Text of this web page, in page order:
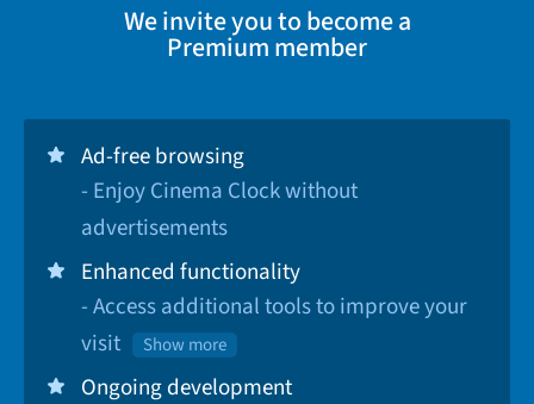
We invite you to become a
Premium member
Ad-free browsing
- Enjoy Cinema Clock without
advertisements
Enhanced functionality
- Access additional tools to improve your
visit
Show more
Ongoing development